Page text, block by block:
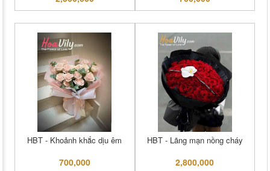
HBT - Khoảnh khắc dịu êm
700,000
HBT - Lãng mạn nồng cháy
2,800,000